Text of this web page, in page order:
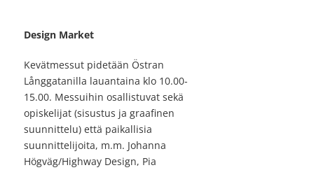
Design Market
Kevätmessut pidetään Östran
Långgatanilla lauantaina klo 10.00-
15.00. Messuihin osallistuvat sekä
opiskelijat (sisustus ja graafinen
suunnittelu) että paikallisia
suunnittelijoita, m.m. Johanna
Högväg/Highway Design, Pia